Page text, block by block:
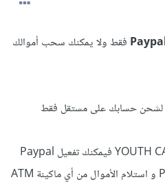
فقط ولا يمكنك سحب أموالك
لشحن حسابك على مستقل فقط
بالنسبة لبطاقة البريد المصري YOUTH CARD فيمكنك تفعيل Paypal
بها و استخراج الأموال من Paypal و استلام الأموال من أي ماكينة ATM